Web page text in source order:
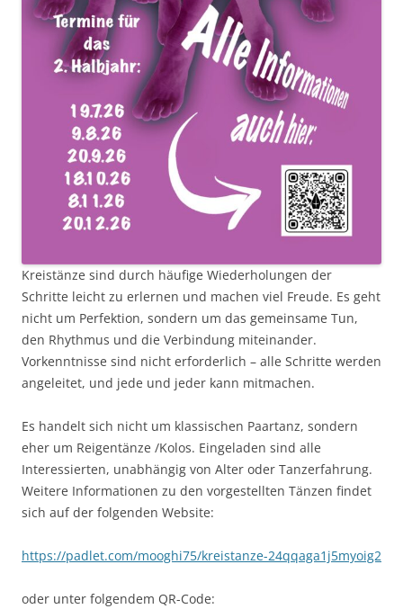
Kreistänze sind durch häufige Wiederholungen der
Schritte leicht zu erlernen und machen viel Freude. Es geht
nicht um Perfektion, sondern um das gemeinsame Tun,
den Rhythmus und die Verbindung miteinander.
Vorkenntnisse sind nicht erforderlich – alle Schritte werden
angeleitet, und jede und jeder kann mitmachen.
Es handelt sich nicht um klassischen Paartanz, sondern
eher um Reigentänze /Kolos. Eingeladen sind alle
Interessierten, unabhängig von Alter oder Tanzerfahrung.
Weitere Informationen zu den vorgestellten Tänzen findet
sich auf der folgenden Website:
https://padlet.com/mooghi75/kreistanze-24qqaga1j5myoig2
oder unter folgendem QR-Code: